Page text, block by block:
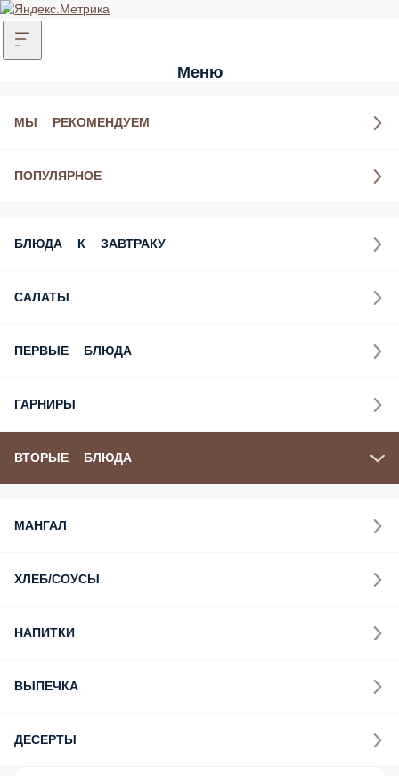
Меню
МЫ РЕКОМЕНДУЕМ
ПОПУЛЯРНОЕ
БЛЮДА К ЗАВТРАКУ
САЛАТЫ
ПЕРВЫЕ БЛЮДА
ГАРНИРЫ
ВТОРЫЕ БЛЮДА
МАНГАЛ
ХЛЕБ/СОУСЫ
НАПИТКИ
ВЫПЕЧКА
ДЕСЕРТЫ